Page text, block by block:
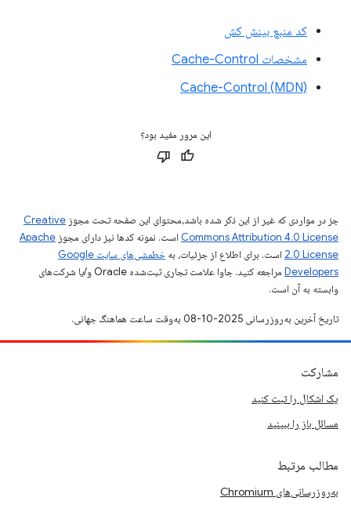
کد منبع بینش کش
مشخصات Cache-Control
Cache-Control (MDN)
این مرور مفید بود؟
جز در مواردی که غیر از این ذکر شده باشد،‌محتوای این صفحه تحت مجوز Creative
Commons Attribution 4.0 License است. نمونه کدها نیز دارای مجوز Apache
2.0 License است. برای اطلاع از جزئیات، به
خطمشی‌های سایت Google
Developers‏
مراجعه کنید. جاوا علامت تجاری ثبت‌شده Oracle و/یا شرکت‌های
وابسته به آن است.
تاریخ آخرین به‌روزرسانی 2025-10-08 به‌وقت ساعت هماهنگ جهانی.
مشارکت
یک اشکال را ثبت کنید
مسائل باز را ببینید
مطالب مرتبط
به‌روزرسانی‌های Chromium